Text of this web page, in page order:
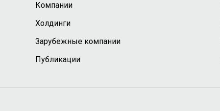
Компании
Холдинги
Зарубежные компании
Публикации